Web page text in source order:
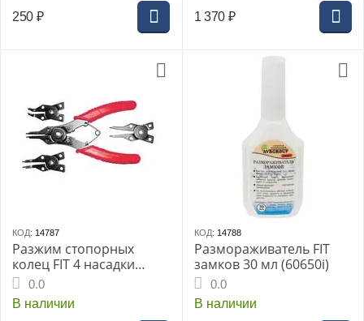
250 ₽ 1 370 ₽
КОД: 14787
Разжим стопорных
колец FIT 4 насадки
(64744i)
0.0
В наличии
КОД: 14788
Размораживатель FIT
замков 30 мл (60650i)
0.0
В наличии